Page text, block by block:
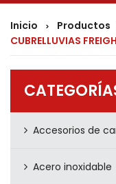
INICIO
QUIENES SOMOS
Inicio > Productos
CUBRELLUVIAS
Accesorios de
Acero inoxidable